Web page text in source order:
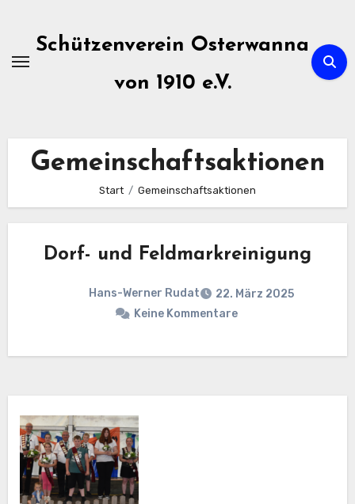
springenSchützenverein Osterwanna
von 1910 e.V.
Gemeinschaftsaktionen
Start Gemeinschaftsaktionen
Dorf- und Feldmarkreinigung
Hans-Werner Rudat
22. März 2025
Keine Kommentare